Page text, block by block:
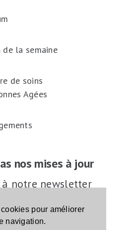
pour améliorer
navigation.
de la semaine
de soins
Agées
nos mises à jour
à notre newsletter